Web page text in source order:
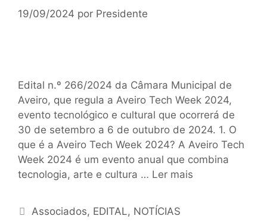
19/09/2024 por Presidente
Edital n.º 266/2024 da Câmara Municipal de
Aveiro, que regula a Aveiro Tech Week 2024,
evento tecnológico e cultural que ocorrerá de
30 de setembro a 6 de outubro de 2024. 1. O
que é a Aveiro Tech Week 2024? A Aveiro Tech
Week 2024 é um evento anual que combina
tecnologia, arte e cultura … Ler mais
Associados, EDITAL, NOTÍCIAS